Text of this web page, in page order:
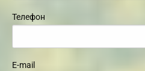
Телефон
E-mail